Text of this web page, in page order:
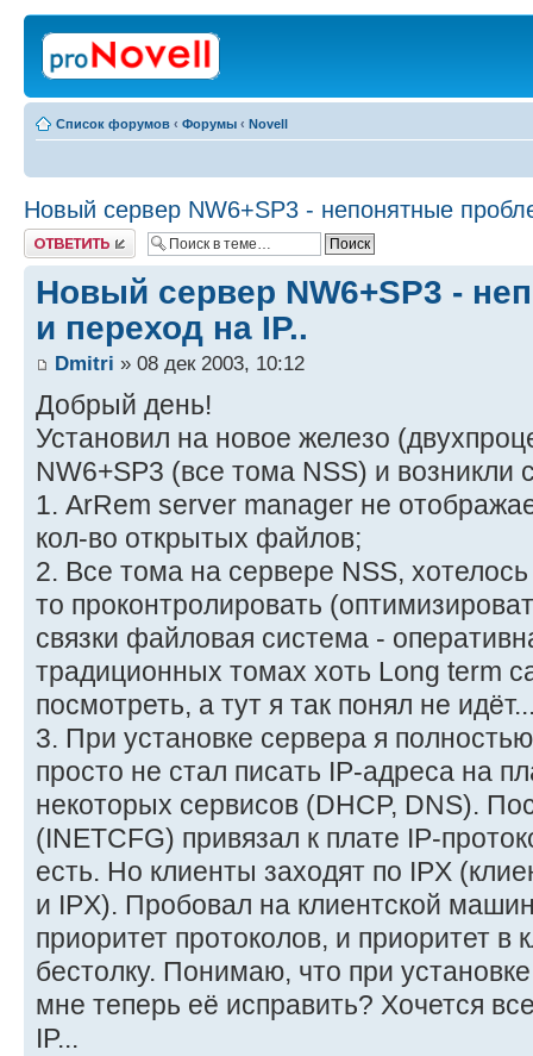
Список форумов ‹ Форумы ‹ Novell
Новый сервер NW6+SP3 - непонятные
Ответить
Новый сервер NW6+SP3 -
и переход на IP..
Dmitri » 08 дек 2003, 10:12
Добрый день!
Установил на новое железо
NW6+SP3 (все тома NSS) и
1. ArRem server manager не
кол-во открытых файлов;
2. Все тома на сервере NSS,
то проконтролировать
связки файловая система -
традиционных томах хоть Long term
посмотреть, а тут я так понял не
3. При установке сервера я полностью
просто не стал писать IP-адреса на
некоторых сервисов (DHCP, DNS).
(INETCFG) привязал к плате IP-
есть. Но клиенты заходят по IPX
и IPX). Пробовал на клиентской
приоритет протоколов, и приоритет в
бестолку. Понимаю, что при
мне теперь её исправить? Хочется
IP...